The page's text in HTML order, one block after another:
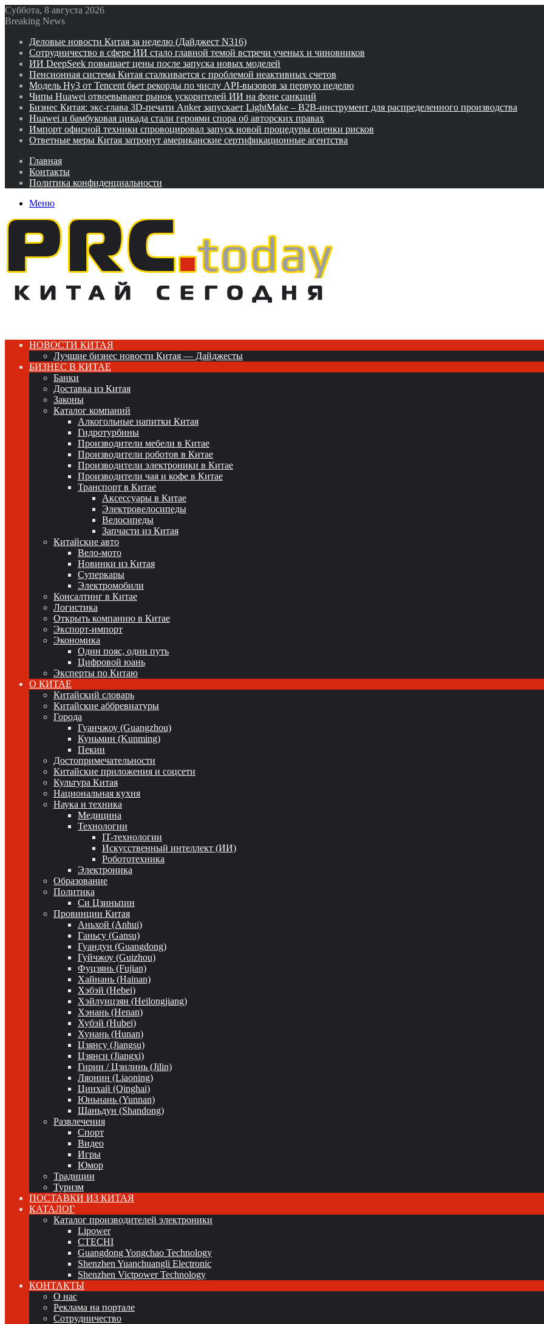
Суббота, 8 августа 2026
Breaking News
Деловые новости Китая за неделю (Дайджест N316)
Сотрудничество в сфере ИИ стало главной темой встречи ученых и чиновников
ИИ DeepSeek повышает цены после запуска новых моделей
Пенсионная система Китая сталкивается с проблемой неактивных счетов
Модель Hy3 от Tencent бьет рекорды по числу API-вызовов за первую неделю
Чипы Huawei отвоевывают рынок ускорителей ИИ на фоне санкций
Бизнес Китая: экс-глава 3D-печати Anker запускает LightMake – B2B-инструмент для распределенного производства
Huawei и бамбуковая цикада стали героями спора об авторских правах
Импорт офисной техники спровоцировал запуск новой процедуры оценки рисков
Ответные меры Китая затронут американские сертификационные агентства
Главная
Контакты
Политика конфиденциальности
Меню
НОВОСТИ КИТАЯ
Лучшие бизнес новости Китая — Дайджесты
БИЗНЕС В КИТАЕ
Банки
Доставка из Китая
Законы
Каталог компаний
Алкогольные напитки Китая
Гидротурбины
Производители мебели в Китае
Производители роботов в Китае
Производители электроники в Китае
Производители чая и кофе в Китае
Транспорт в Китае
Аксессуары в Китае
Электровелосипеды
Велосипеды
Запчасти из Китая
Китайские авто
Вело-мото
Новинки из Китая
Суперкары
Электромобили
Консалтинг в Китае
Логистика
Открыть компанию в Китае
Экспорт-импорт
Экономика
Один пояс, один путь
Цифровой юань
Эксперты по Китаю
О КИТАЕ
Китайский словарь
Китайские аббревиатуры
Города
Гуанчжоу (Guangzhou)
Куньмин (Kunming)
Пекин
Достопримечательности
Китайские приложения и соцсети
Культура Китая
Национальная кухня
Наука и техника
Медицина
Технологии
IT-технологии
Искусственный интеллект (ИИ)
Робототехника
Электроника
Образование
Политика
Си Цзиньпин
Провинции Китая
Аньхой (Anhui)
Ганьсу (Gansu)
Гуандун (Guangdong)
Гуйчжоу (Guizhou)
Фуцзянь (Fujian)
Хайнань (Hainan)
Хэбэй (Hebei)
Хэйлунцзян (Heilongjiang)
Хэнань (Henan)
Хубэй (Hubei)
Хунань (Hunan)
Цзянсу (Jiangsu)
Цзянси (Jiangxi)
Гирин / Цзилинь (Jilin)
Ляонин (Liaoning)
Цинхай (Qinghai)
Юньнань (Yunnan)
Шаньдун (Shandong)
Развлечения
Спорт
Видео
Игры
Юмор
Традиции
Туризм
ПОСТАВКИ ИЗ КИТАЯ
КАТАЛОГ
Каталог производителей электроники
Lipower
CTECHI
Guangdong Yongchao Technology
Shenzhen Yuanchuangli Electronic
Shenzhen Victpower Technology
КОНТАКТЫ
О нас
Реклама на портале
Сотрудничество